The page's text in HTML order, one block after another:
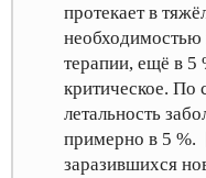
протекает в
терапии, ещё в 5
критическое. По
летальность
примерно в 5 %.
заразившихся